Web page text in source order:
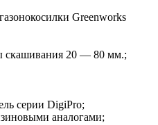
Greenworks
скашивания 20 — 80 мм.;
серии DigiPro;
аналогами;